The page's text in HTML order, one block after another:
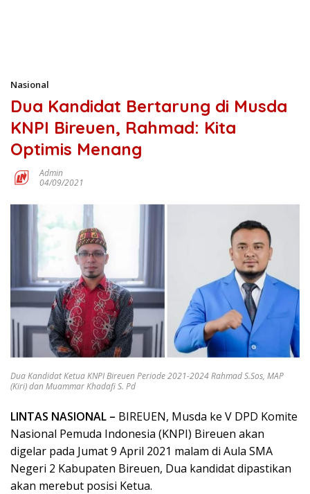
Nasional
Dua Kandidat Bertarung di Musda
KNPI Bireuen, Rahmad: Kita
Optimis Menang
Admin
04/09/2021
Dua Kandidat Ketua KNPI Bireuen Periode 2021-2024 Rahmad S.Sos, MAP
(Kiri) dan Muammar Khadafi S. Pd
LINTAS NASIONAL – BIREUEN, Musda ke V DPD Komite
Nasional Pemuda Indonesia (KNPI) Bireuen akan
digelar pada Jumat 9 April 2021 malam di Aula SMA
Negeri 2 Kabupaten Bireuen, Dua kandidat dipastikan
akan merebut posisi Ketua.